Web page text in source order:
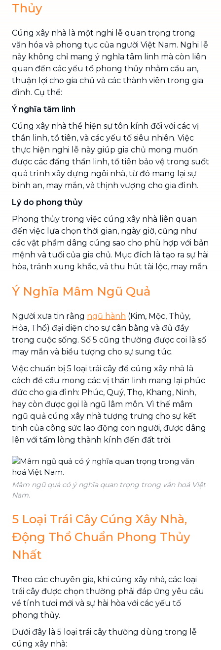
Thủy
Cúng xây nhà là một nghi lễ quan trọng trong
văn hóa và phong tục của người Việt Nam. Nghi lễ
này không chỉ mang ý nghĩa tâm linh mà còn liên
quan đến các yếu tố phong thủy nhằm cầu an,
thuận lợi cho gia chủ và các thành viên trong gia
đình. Cụ thể:
Ý nghĩa tâm linh
Cúng xây nhà thể hiện sự tôn kính đối với các vị
thần linh, tổ tiên, và các yếu tố siêu nhiên. Việc
thực hiện nghi lễ này giúp gia chủ mong muốn
được các đấng thần linh, tổ tiên bảo vệ trong suốt
quá trình xây dựng ngôi nhà, từ đó mang lại sự
bình an, may mắn, và thịnh vượng cho gia đình.
Lý do phong thủy
Phong thủy trong việc cúng xây nhà liên quan
đến việc lựa chọn thời gian, ngày giờ, cũng như
các vật phẩm dâng cúng sao cho phù hợp với bản
mệnh và tuổi của gia chủ. Mục đích là tạo ra sự hài
hòa, tránh xung khắc, và thu hút tài lộc, may mắn.
Ý Nghĩa Mâm Ngũ Quả
Người xưa tin rằng ngũ hành (Kim, Mộc, Thủy,
Hỏa, Thổ) đại diện cho sự cân bằng và đủ đầy
trong cuộc sống. Số 5 cũng thường được coi là số
may mắn và biểu tượng cho sự sung túc.
Việc chuẩn bị 5 loại trái cây để cúng xây nhà là
cách để cầu mong các vị thần linh mang lại phúc
đức cho gia đình: Phúc, Quý, Thọ, Khang, Ninh,
hay còn được gọi là ngũ lâm môn. Vì thế mâm
ngũ quả cúng xây nhà tượng trưng cho sự kết
tinh của công sức lao động con người, được dâng
lên với tấm lòng thành kính đến đất trời.
Mâm ngũ quả có ý nghĩa quan trọng trong văn hoá Việt
Nam.
5 Loại Trái Cây Cúng Xây Nhà,
Động Thổ Chuẩn Phong Thủy
Nhất
Theo các chuyên gia, khi cúng xây nhà, các loại
trái cây được chọn thường phải đáp ứng yêu cầu
về tính tươi mới và sự hài hòa với các yếu tố
phong thủy.
Dưới đây là 5 loại trái cây thường dùng trong lễ
cúng xây nhà: